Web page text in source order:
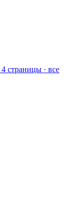
4 страницы · все